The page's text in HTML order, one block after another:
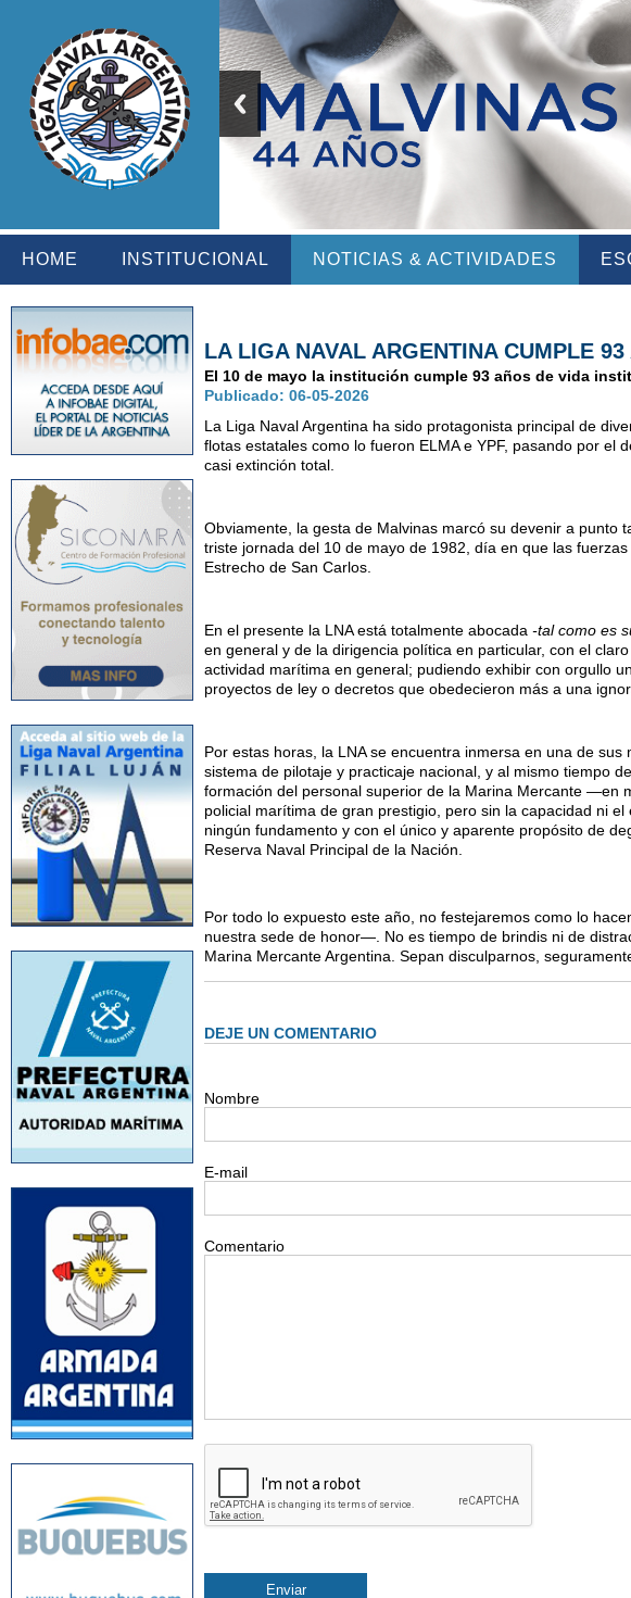
HOME INSTITUCIONAL NOTICIAS & ACTIVIDADES
LA LIGA NAVAL ARGENTINA CUMPLE 93
El 10 de mayo la institución cumple 93 años de vida
Publicado: 06-05-2026
La Liga Naval Argentina ha sido protagonista principal de
flotas estatales como lo fueron ELMA e YPF, pasando por el
casi extinción total.
Obviamente, la gesta de Malvinas marcó su devenir a punto
triste jornada del 10 de mayo de 1982, día en que las
Estrecho de San Carlos.
En el presente la LNA está totalmente abocada-tal como es
en general y de la dirigencia política en particular, con el
actividad marítima en general; pudiendo exhibir con orgullo
proyectos de ley o decretos que obedecieron más a una
Por estas horas, la LNA se encuentra inmersa en una de
sistema de pilotaje y practicaje nacional, y al mismo tiempo
formación del personal superior de la Marina Mercante —en
policial marítima de gran prestigio, pero sin la capacidad ni
ningún fundamento y con el único y aparente propósito de
Reserva Naval Principal de la Nación.
Por todo lo expuesto este año, no festejaremos como lo
nuestra sede de honor—. No es tiempo de brindis ni de
Marina Mercante Argentina. Sepan disculparnos,
DEJE UN COMENTARIO
Nombre
E-mail
Comentario